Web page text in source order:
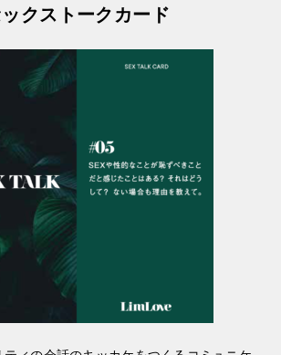
クストークカード